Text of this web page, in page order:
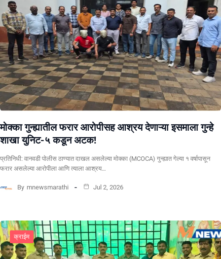
मोक्का गुन्ह्यातील फरार आरोपीसह आश्रय देणाऱ्या इसमाला गुन्हे
शाखा युनिट-५ कडून अटक!
प्रतिनिधी: वानवडी पोलीस ठाण्यात दाखल असलेल्या मोक्का (MCOCA) गुन्ह्यात गेल्या १ वर्षापासून
फरार असलेल्या आरोपीला आणि त्याला आश्रय…
By mnewsmarathi Jul 2, 2026
क्राईम